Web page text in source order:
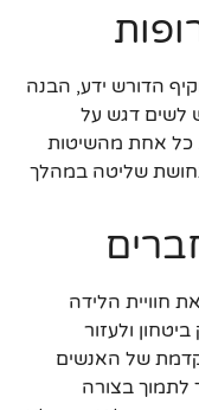
הדורש ידע, הבנה
לשים דגש על
כל אחת מהשיטות
שליטה במהלך
חוויית הלידה
ולעזור
של האנשים
לתמוך בצורה